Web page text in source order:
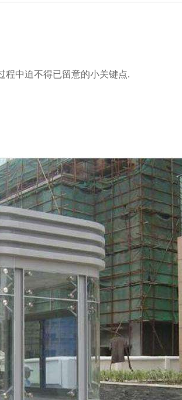
程中迫不得已留意的小关键点.